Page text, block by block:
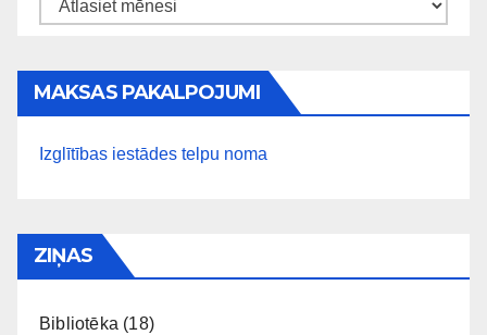
MAKSAS PAKALPOJUMI
Izglītības iestādes telpu noma
ZIŅAS
Bibliotēka (18)